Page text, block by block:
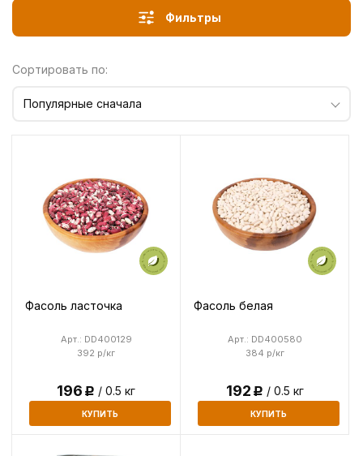
Фильтры
Сортировать по:
Популярные сначала
Фасоль ласточка
392 р/кг
Арт.: DD400129
196Р / 0.5 кг
КУПИТЬ
Фасоль белая
384 р/кг
Арт.: DD400580
192Р / 0.5 кг
КУПИТЬ